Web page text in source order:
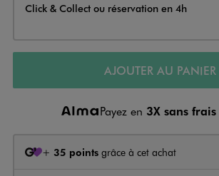
Click & Collect ou réservation en 4h
AJOUTER AU PANIER
Payez en 3X sans frais
+ 35 points grâce à cet achat